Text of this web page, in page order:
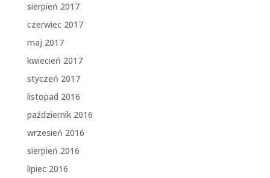
sierpień 2017
czerwiec 2017
maj 2017
kwiecień 2017
styczeń 2017
listopad 2016
październik 2016
wrzesień 2016
sierpień 2016
lipiec 2016